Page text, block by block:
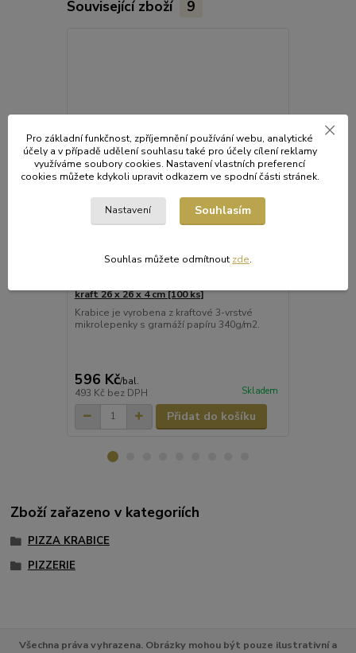
Související zboží 9
kraft 26 x 26 x 4 cm [100 ks]
Krabice je vyrobena z kraftové 3-vrstvé
mikrolepenky s gramáží papíru 340g/m2.
596 Kč/bal.
493 Kč bez DPH Skladem
Přidat do košíku
kraft 30 x
Zboží zařazeno v kategoriích
PIZZA KRABICE
PIZZERIE
Všechna práva vyhrazena. Obrázky mohou být pouze ilustrativní a
Pro základní funkčnost, zpříjemnění používání webu, analytické
účely a v případě udělení souhlasu také pro účely cílení reklamy
využíváme soubory cookies. Nastavení vlastních preferencí
cookies můžete kdykoli upravit odkazem ve spodní části stránek.
Nastavení Souhlasím
Souhlas můžete odmítnout zde.